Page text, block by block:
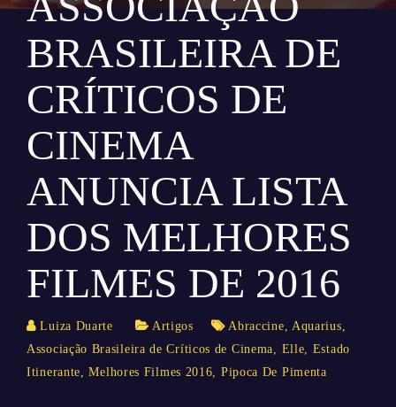
BRASILEIRA DE
CRÍTICOS DE
CINEMA
ANUNCIA LISTA
DOS MELHORES
FILMES DE 2016
Luiza Duarte Artigos Abraccine, Aquarius,
Associação Brasileira de Críticos de Cinema, Elle, Estado
Itinerante,Melhores Filmes 2016, Pipoca De Pimenta